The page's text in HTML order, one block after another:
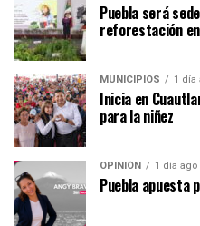
Puebla será
reforestación
MUNICIPIOS 1 día
Inicia en
para la niñez
OPINIÓN 1 día ago
Puebla